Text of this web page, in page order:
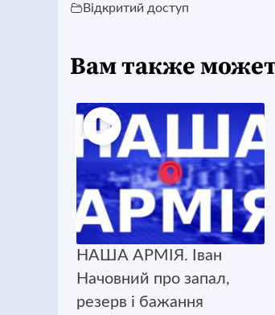
Відкритий доступ
Вам также
НАША АРМІЯ. Іван
Начовний про запал,
резерв і бажання